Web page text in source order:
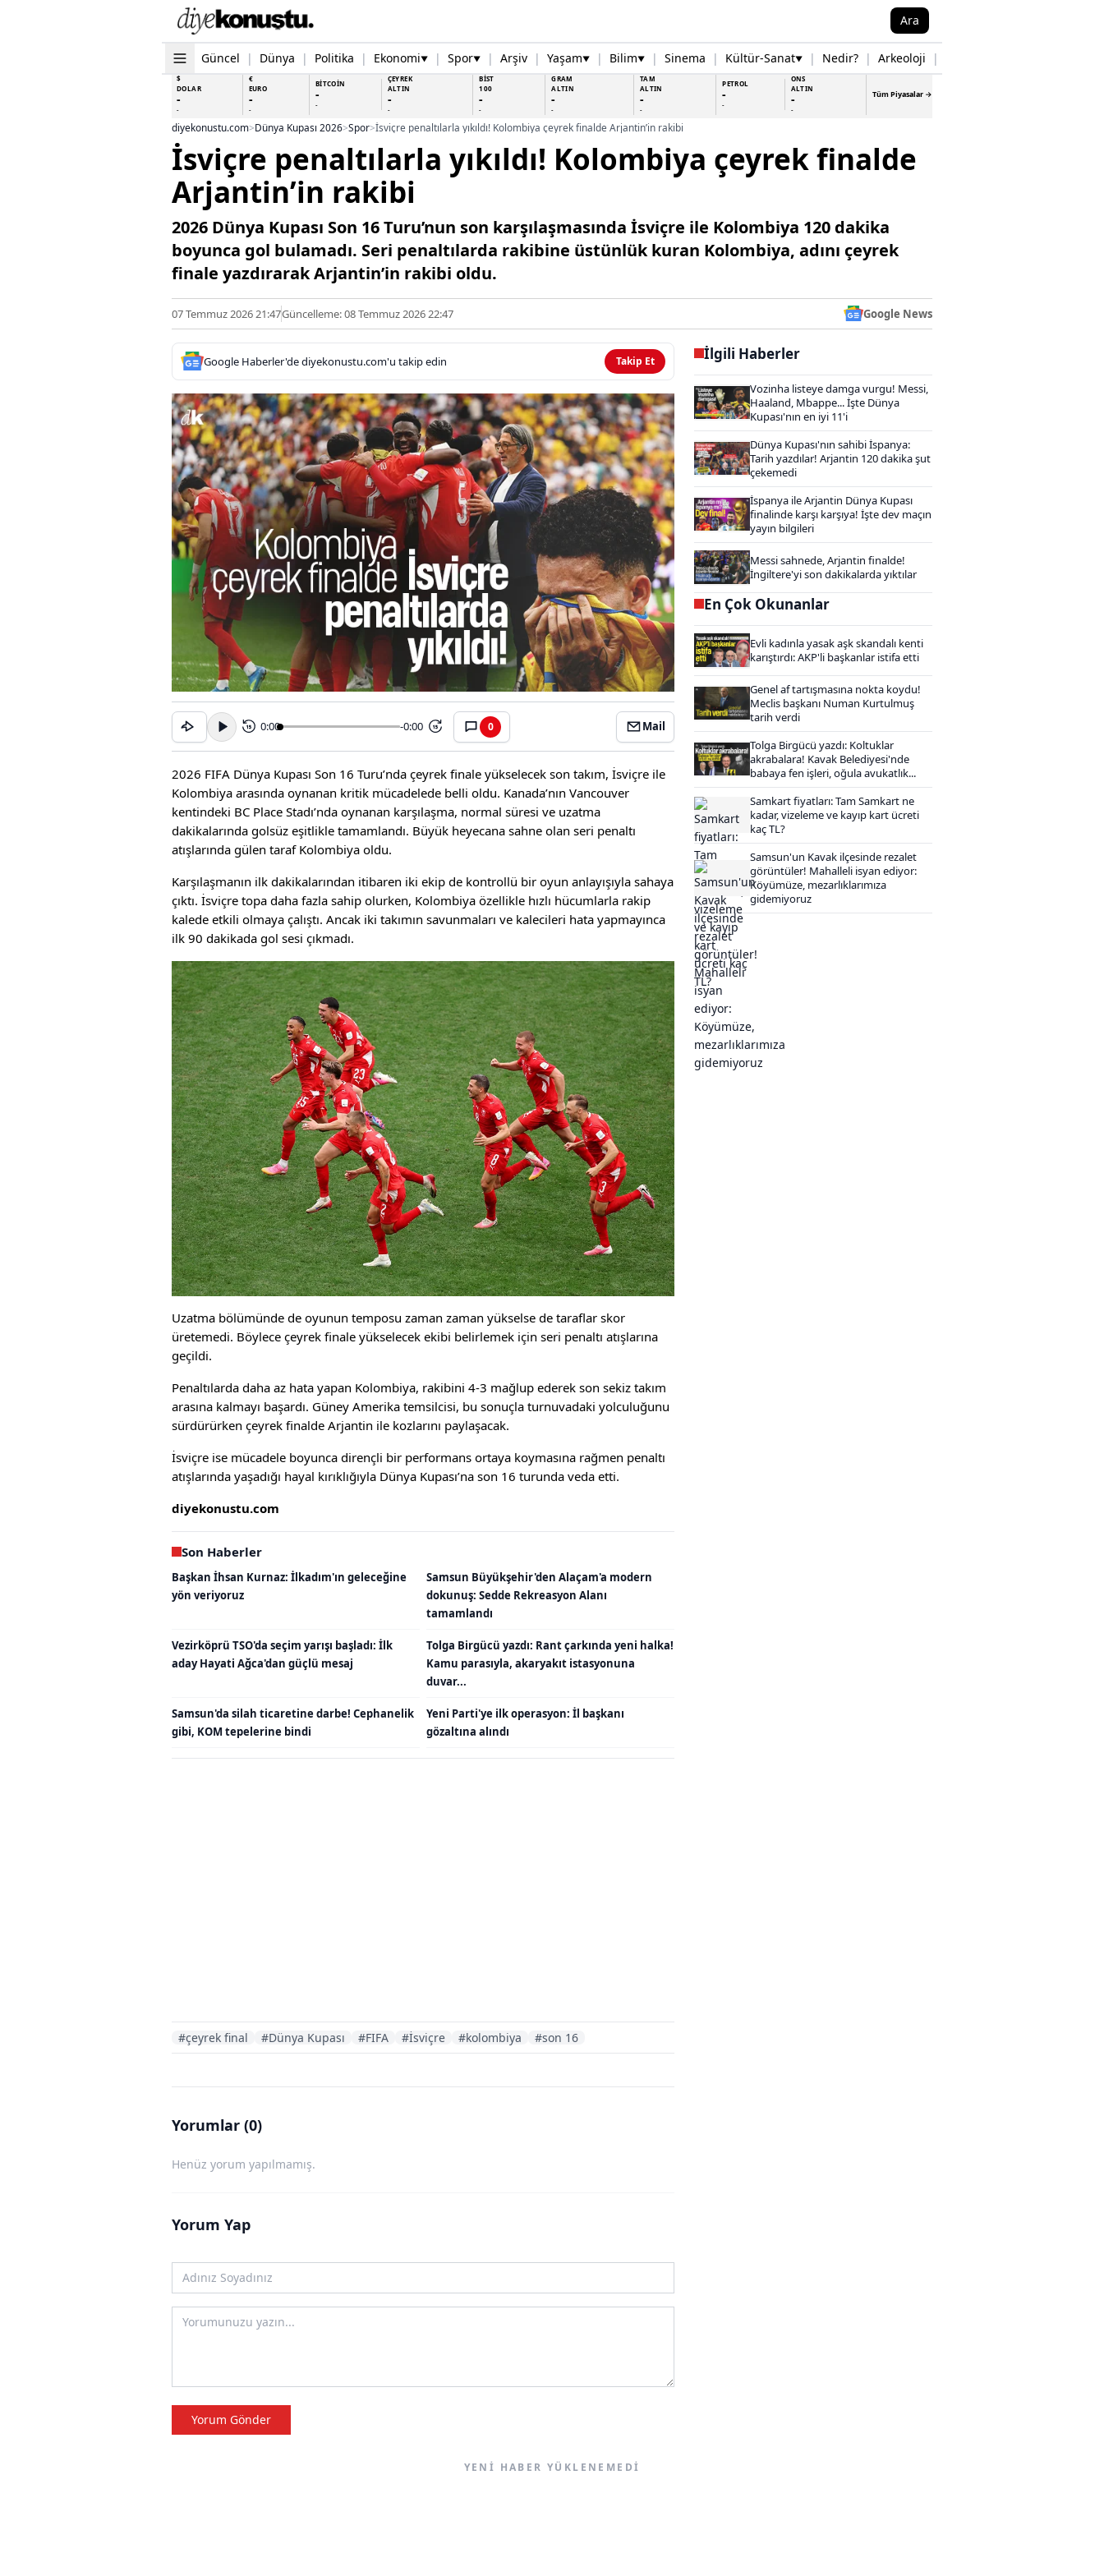
Ara
Güncel | Dünya | Politika | Ekonomi▼ | Spor▼ | Arşiv | Yaşam▼ | Bilim▼ | Sinema | Kültür-Sanat▼ | Nedir? | Arkeoloji |
$
DOLAR
-
-
€
EURO
-
-
BİTCOİN
-
-
ÇEYREK
ALTIN
-
-
BİST
100
-
-
GRAM
ALTIN
-
-
TAM
ALTIN
-
-
PETROL
-
-
ONS
ALTIN
-
-
Tüm Piyasalar →
diyekonustu.com>Dünya Kupası 2026>Spor>İsviçre penaltılarla yıkıldı! Kolombiya çeyrek finalde Arjantin’in rakibi
İsviçre penaltılarla yıkıldı! Kolombiya çeyrek finalde
Arjantin’in rakibi
2026 Dünya Kupası Son 16 Turu’nun son karşılaşmasında İsviçre ile Kolombiya 120 dakika
boyunca gol bulamadı. Seri penaltılarda rakibine üstünlük kuran Kolombiya, adını çeyrek
finale yazdırarak Arjantin’in rakibi oldu.
07 Temmuz 2026 21:47Güncelleme: 08 Temmuz 2026 22:47 Google News
Google Haberler'de diyekonustu.com'u takip edin Takip Et
15 0:00 -0:00 15 0 Mail
2026 FIFA Dünya Kupası Son 16 Turu’nda çeyrek finale yükselecek son takım, İsviçre ile
Kolombiya arasında oynanan kritik mücadelede belli oldu. Kanada’nın Vancouver
kentindeki BC Place Stadı’nda oynanan karşılaşma, normal süresi ve uzatma
dakikalarında golsüz eşitlikle tamamlandı. Büyük heyecana sahne olan seri penaltı
atışlarında gülen taraf Kolombiya oldu.
Karşılaşmanın ilk dakikalarından itibaren iki ekip de kontrollü bir oyun anlayışıyla sahaya
çıktı. İsviçre topa daha fazla sahip olurken, Kolombiya özellikle hızlı hücumlarla rakip
kalede etkili olmaya çalıştı. Ancak iki takımın savunmaları ve kalecileri hata yapmayınca
ilk 90 dakikada gol sesi çıkmadı.
Uzatma bölümünde de oyunun temposu zaman zaman yükselse de taraflar skor
üretemedi. Böylece çeyrek finale yükselecek ekibi belirlemek için seri penaltı atışlarına
geçildi.
Penaltılarda daha az hata yapan Kolombiya, rakibini 4-3 mağlup ederek son sekiz takım
arasına kalmayı başardı. Güney Amerika temsilcisi, bu sonuçla turnuvadaki yolculuğunu
sürdürürken çeyrek finalde Arjantin ile kozlarını paylaşacak.
İsviçre ise mücadele boyunca dirençli bir performans ortaya koymasına rağmen penaltı
atışlarında yaşadığı hayal kırıklığıyla Dünya Kupası’na son 16 turunda veda etti.
diyekonustu.com
Son Haberler
Başkan İhsan Kurnaz: İlkadım'ın geleceğine
yön veriyoruz
Samsun Büyükşehir'den Alaçam'a modern
dokunuş: Sedde Rekreasyon Alanı
tamamlandı
Vezirköprü TSO'da seçim yarışı başladı: İlk
aday Hayati Ağca'dan güçlü mesaj
Tolga Birgücü yazdı: Rant çarkında yeni halka!
Kamu parasıyla, akaryakıt istasyonuna
duvar...
Samsun'da silah ticaretine darbe! Cephanelik
gibi, KOM tepelerine bindi
Yeni Parti'ye ilk operasyon: İl başkanı
gözaltına alındı
#çeyrek final #Dünya Kupası #FIFA #İsviçre #kolombiya #son 16
Yorumlar (0)
Henüz yorum yapılmamış.
Yorum Yap
Yorum Gönder
İlgili Haberler
Vozinha listeye damga vurgu! Messi,
Haaland, Mbappe... İşte Dünya
Kupası'nın en iyi 11'i
Dünya Kupası'nın sahibi İspanya:
Tarih yazdılar! Arjantin 120 dakika şut
çekemedi
İspanya ile Arjantin Dünya Kupası
finalinde karşı karşıya! İşte dev maçın
yayın bilgileri
Messi sahnede, Arjantin finalde!
İngiltere'yi son dakikalarda yıktılar
En Çok Okunanlar
Evli kadınla yasak aşk skandalı kenti
karıştırdı: AKP'li başkanlar istifa etti
Genel af tartışmasına nokta koydu!
Meclis başkanı Numan Kurtulmuş
tarih verdi
Tolga Birgücü yazdı: Koltuklar
akrabalara! Kavak Belediyesi'nde
babaya fen işleri, oğula avukatlık...
Samkart fiyatları: Tam Samkart ne
kadar, vizeleme ve kayıp kart ücreti
kaç TL?
Samsun'un Kavak ilçesinde rezalet
görüntüler! Mahalleli isyan ediyor:
Köyümüze, mezarlıklarımıza
gidemiyoruz
YENI HABER YÜKLENEMEDI